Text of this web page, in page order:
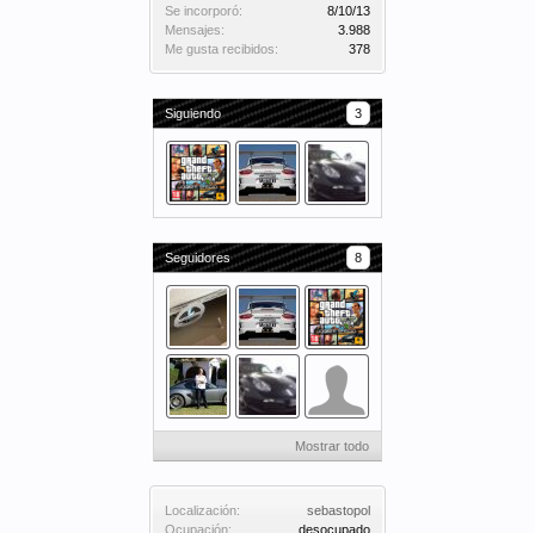
Se incorporó:
8/10/13
Mensajes:
3.988
Me gusta recibidos:
378
Siguiendo 3
Seguidores 8
Mostrar todo
Localización:
sebastopol
Ocupación:
desocupado